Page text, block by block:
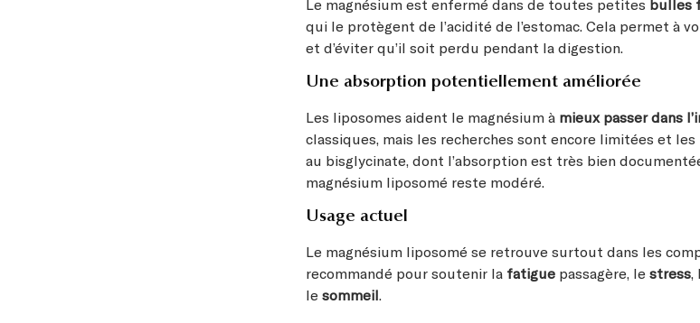
Le magnésium est enfermé dans de toutes petites bulles
qui le protègent de l’acidité de l’estomac. Cela permet à
et d’éviter qu’il soit perdu pendant la digestion.
Une absorption potentiellement améliorée
Les liposomes aident le magnésium à mieux passer dans
classiques, mais les recherches sont encore limitées et
au bisglycinate, dont l’absorption est très bien
magnésium liposomé reste modéré.
Usage actuel
Le magnésium liposomé se retrouve surtout dans les
recommandé pour soutenir la fatigue passagère, le stress,
le sommeil.